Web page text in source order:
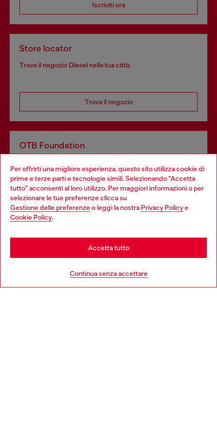
Per offrirti una migliore esperienza, questo sito utilizza cookie di
prime e terze parti e tecnologie simili. Selezionando "Accetta
tutto" acconsenti al loro utilizzo. Per maggiori informazioni o per
selezionare le tue preferenze clicca su
Gestione delle preferenzeo leggi la nostra Privacy Policye
Cookie Policy.
Continua senza accettare
Accetta tutto
Iscriviti ora
Store locator
Trova il negozio Diesel nella tua città.
Trova il negozio
OTB Foundation
profit del gruppo OTB che sostiene progetti concreti per
giovani, donne, inclusione ed emergenze in tutto il mondo.
Choose your location
You are currently browsing Italia website, but it seems you may
be based in United States